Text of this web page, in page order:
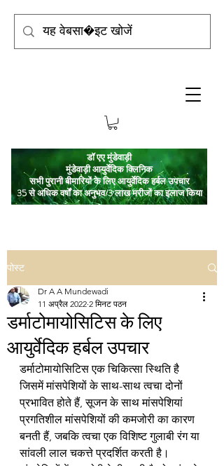
डॉ एए मुंडेवाड़ी
मुंडेवाड़ी आयुर्वेदिक क्लिनिक
सभी पुरानी बीमारियों के लिए आयुर्वेदिक हर्बल उपचार
35 से अधिक वर्षों का अनुभव/3 लाख मरीजों का इलाज किया
पोस्ट
डर्माटोमायोसिटिस के लिए
आयुर्वेदिक हर्बल उपचार
Dr A A Mundewadi
11 अप्रैल 2022 2 मिनट पठन
डर्माटोमायोसिटिस एक चिकित्सा स्थिति है
जिसमें मांसपेशियों के साथ-साथ त्वचा दोनों
प्रभावित होते हैं, सूजन के साथ मांसपेशियां
प्रगतिशील मांसपेशियों की कमजोरी का कारण
बनती हैं, जबकि त्वचा एक विशिष्ट गुलाबी रंग या
सांवली लाल चकत्ते प्रदर्शित करती है।